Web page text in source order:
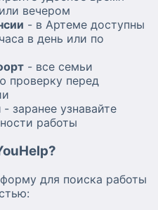
вечером
- в Артеме доступны
в день или по
- все семьи
проверку перед
- заранее узнавайте
работы
для поиска работы